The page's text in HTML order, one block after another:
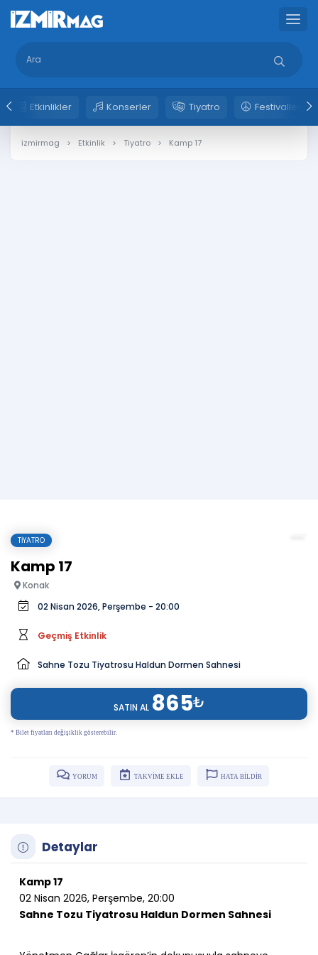
Etkinlikler Konserler Tiyatro Festivaller
izmirmag Etkinlik Tiyatro Kamp 17
TIYATRO
Kamp 17
Konak
02 Nisan 2026, Perşembe - 20:00
Geçmiş Etkinlik
Sahne Tozu Tiyatrosu Haldun Dormen Sahnesi
SATIN AL 865₺
* Bilet fiyatları değişiklik gösterebilir.
YORUM TAKVİME EKLE HATA BİLDİR
Detaylar
Kamp 17
02 Nisan 2026, Perşembe, 20:00
Sahne Tozu Tiyatrosu Haldun Dormen Sahnesi